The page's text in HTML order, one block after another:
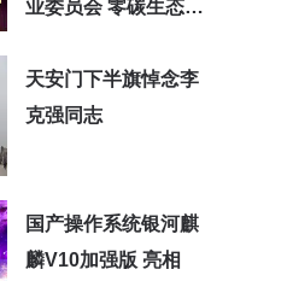
业委员会 零碳生态区
动仪式在京举行
天安门下半旗悼念李
克强同志
国产操作系统银河麒
麟V10加强版 亮相